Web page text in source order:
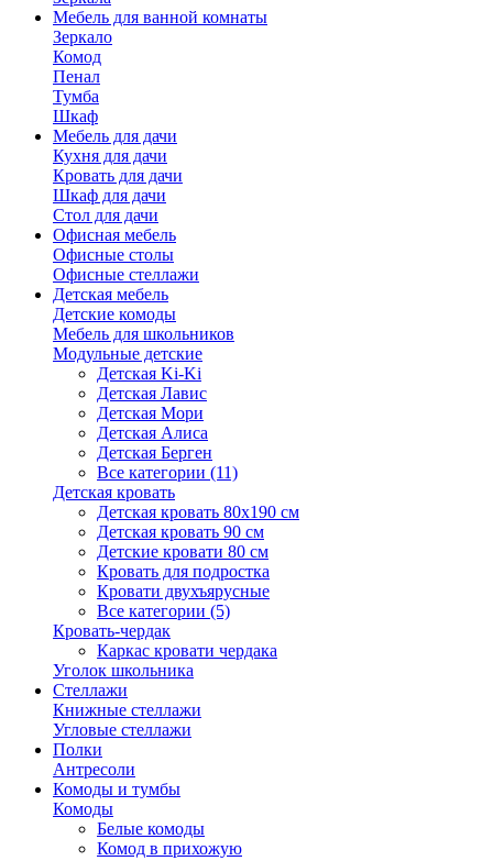
Мебель для ванной комнаты
Зеркало
Комод
Пенал
Тумба
Шкаф
Мебель для дачи
Кухня для дачи
Кровать для дачи
Шкаф для дачи
Стол для дачи
Офисная мебель
Офисные столы
Офисные стеллажи
Детская мебель
Детские комоды
Мебель для школьников
Модульные детские
Детская Ki-Ki
Детская Лавис
Детская Мори
Детская Алиса
Детская Берген
Все категории (11)
Детская кровать
Детская кровать 80х190 см
Детская кровать 90 см
Детские кровати 80 см
Кровать для подростка
Кровати двухъярусные
Все категории (5)
Кровать-чердак
Каркас кровати чердака
Уголок школьника
Стеллажи
Книжные стеллажи
Угловые стеллажи
Полки
Антресоли
Комоды и тумбы
Комоды
Белые комоды
Комод в прихожую